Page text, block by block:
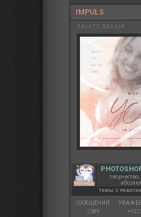
IMPULS
просто друзья
ТЕМЫ С
СООБЩЕНИЙ:
2589